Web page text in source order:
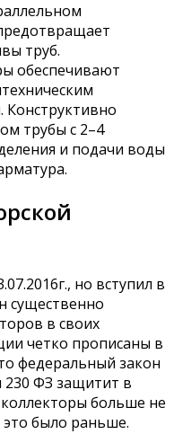
труб.
обеспечивают
Конструктивно
трубы с 2–4
и подачи воды
но вступил в
существенно
в своих
четко прописаны в
федеральный закон
230 ФЗ защитит в
больше не
это было раньше.